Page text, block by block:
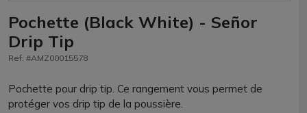
Pochette (Black White) - Señor
Drip Tip
Ref: #AMZ00015578
Pochette pour drip tip. Ce rangement vous permet de
protéger vos drip tip de la poussière.